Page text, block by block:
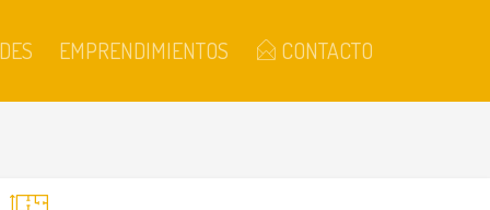
EMPRENDIMIENTOS CONTACTO